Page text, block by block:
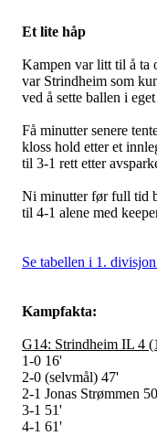
Et lite håp
Kampen var litt til å ta
var Strindheim som
ved å sette ballen i
Få minutter senere
kloss hold etter et
til 3-1 rett etter
Ni minutter før full tid
til 4-1 alene med
Se tabellen i 1.
Kampfakta:
G14: Strindheim IL 4
1-0 16'
2-0 (selvmål) 47'
2-1 Jonas Strømmen
3-1 51'
4-1 61'